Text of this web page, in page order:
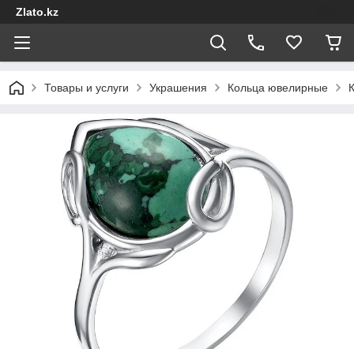
Zlato.kz
Товары и услуги Украшения Кольца ювелирные